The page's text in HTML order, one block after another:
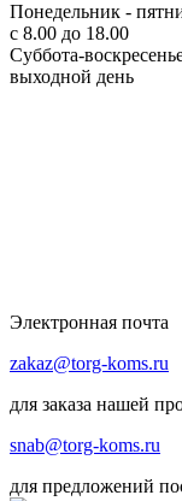
Понедельник -
с 8.00 до 18.00
Суббота-
выходной день
Электронная почта
zakaz@torg-koms.ru
для заказа нашей
snab@torg-koms.ru
для предложений